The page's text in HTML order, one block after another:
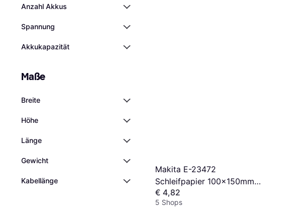
Anzahl Akkus
Spannung
Akkukapazität
Maße
Breite
Höhe
Länge
Gewicht
Kabellänge
Makita E-23472
Schleifpapier 100x150mm
Körnung A180 Klett 7 Loch 10
Stück
€ 4,82
5 Shops